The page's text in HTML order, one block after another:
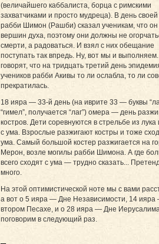
(величайшего каббалиста, борца с римскими
захватчиками и просто мудреца). В день
рабби Шимон (Рашби) сказал ученикам, что он
вершин духа, поэтому они должны не
смерти, а радоваться. И взял с них обещание
поступать так впредь. Ну, вот мы и
говорят, что на тридцать третий день
учеников рабби Акивы то ли ослабла, то ли
прекратилась.
18 ияра — 33-й день (на иврите 33 — буквы
“гимел”, получается “лаг”) омера — день
костров. Дети соревнуются в стрельбе из лука
с ума. Взрослые разжигают костры и тоже
ума. Самый большой костер разжигается на
Мерон, возле могилы рабби Шимона. А где
всего сходят с ума — трудно сказать...
много.
На этой оптимистической ноте мы с вами
а вот о 5 ияра — Дне Независимости, 14
втором Песахе, и о 28 ияра — Дне
поговорим в следующий раз.